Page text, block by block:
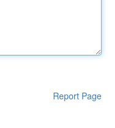
Report Page